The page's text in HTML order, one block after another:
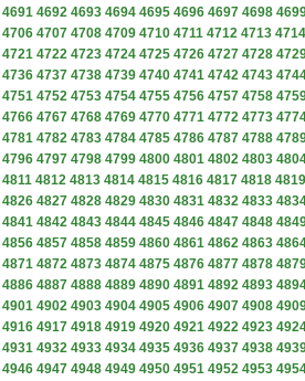
4691 4692 4693 4694 4695 4696 4697 4698
4706 4707 4708 4709 4710 4711 4712 4713 4714
4721 4722 4723 4724 4725 4726 4727 4728
4736 4737 4738 4739 4740 4741 4742 4743
4751 4752 4753 4754 4755 4756 4757 4758
4766 4767 4768 4769 4770 4771 4772 4773
4781 4782 4783 4784 4785 4786 4787 4788
4796 4797 4798 4799 4800 4801 4802 4803
4811 4812 4813 4814 4815 4816 4817 4818 4819
4826 4827 4828 4829 4830 4831 4832 4833
4841 4842 4843 4844 4845 4846 4847 4848
4856 4857 4858 4859 4860 4861 4862 4863
4871 4872 4873 4874 4875 4876 4877 4878
4886 4887 4888 4889 4890 4891 4892 4893
4901 4902 4903 4904 4905 4906 4907 4908
4916 4917 4918 4919 4920 4921 4922 4923
4931 4932 4933 4934 4935 4936 4937 4938
4946 4947 4948 4949 4950 4951 4952 4953